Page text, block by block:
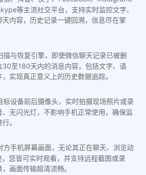
等主流社交平台，支持实时监控文字、
内容，历史记录一键回溯，信息尽在掌
描与恢复引擎，即使微信聊天记录已被删
30至180天内的消息内容，包括文字、语
实现真正意义上的历史数据追踪。
标设备前后摄像头，实时拍摄现场照片或录
无闪光灯，不影响手机正常使用，确保监
。
方手机屏幕画面，无论其正在聊天、浏览动
您皆可实时观看，并支持远程截图或录
画面传输超清流畅。